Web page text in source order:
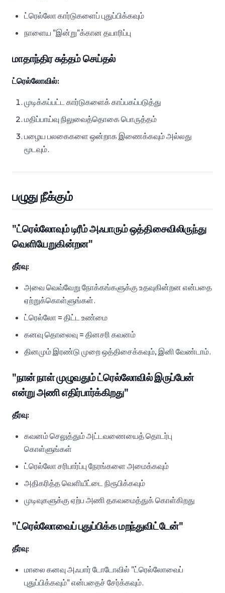
ட்ரெல்லோ கார்டுகளைப் புதுப்பிக்கவும்
நாளைய "இன்று"க்கான தயாரிப்பு
மாதாந்திர சுத்தம் செய்தல்
ட்ரெல்லோவில்:
முடிக்கப்பட்ட கார்டுகளைக் காப்பகப்படுத்து
மதிப்பாய்வு நிலுவைத்தொகை பொருத்தம்
பழைய பலகைகளை ஒன்றாக இணைக்கவும் அல்லது
மூடவும்.
பழுது நீக்கும்
"ட்ரெல்லோவும் டிரீம் அஃபாரும் ஒத்திசைவிலிருந்து
வெளியேறுகின்றன"
தீர்வு:
அவை வெவ்வேறு நோக்கங்களுக்கு உதவுகின்றன என்பதை
ஏற்றுக்கொள்ளுங்கள்.
ட்ரெல்லோ = திட்ட உண்மை
கனவு தொலைவு = தினசரி கவனம்
தினமும் இரண்டு முறை ஒத்திசைக்கவும், இனி வேண்டாம்.
"நான் நாள் முழுவதும் ட்ரெல்லோவில் இருப்பேன்
என்று அணி எதிர்பார்க்கிறது"
தீர்வு:
கவனம் செலுத்தும் அட்டவணையைத் தொடர்பு
கொள்ளுங்கள்
ட்ரெல்லோ சரிபார்ப்பு நேரங்களை அமைக்கவும்
அதிகரித்த வெளியீட்டை நிரூபிக்கவும்
முடிவுகளுக்கு ஏற்ப அணி தகவமைத்துக் கொள்கிறது
"ட்ரெல்லோவைப் புதுப்பிக்க மறந்துவிட்டேன்"
தீர்வு:
மாலை கனவு அஃபார் டோடோவில் "ட்ரெல்லோவைப்
புதுப்பிக்கவும்" என்பதைச் சேர்க்கவும்.